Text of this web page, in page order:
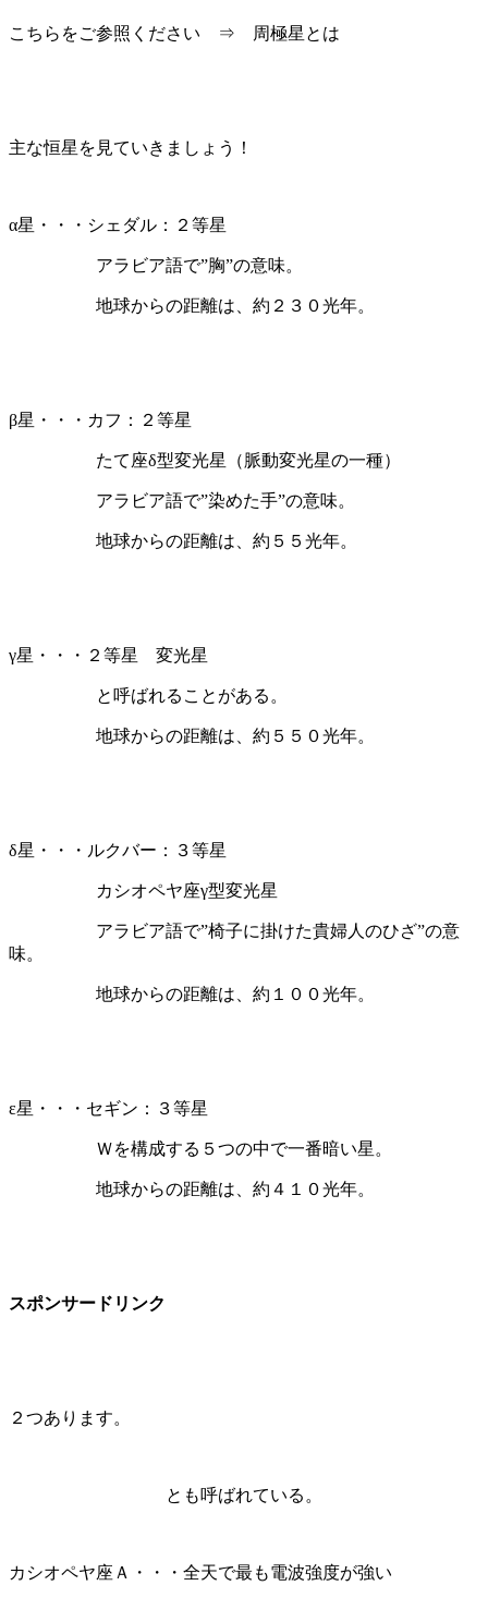
こちらをご参照ください ⇒ 周極星とは
主な恒星を見ていきましょう！
α星・・・シェダル：２等星
アラビア語で”胸”の意味。
地球からの距離は、約２３０光年。
β星・・・カフ：２等星
たて座δ型変光星（脈動変光星の一種）
アラビア語で”染めた手”の意味。
地球からの距離は、約５５光年。
γ星・・・２等星 変光星
と呼ばれることがある。
地球からの距離は、約５５０光年。
δ星・・・ルクバー：３等星
カシオペヤ座γ型変光星
アラビア語で”椅子に掛けた貴婦人のひざ”の意
味。
地球からの距離は、約１００光年。
ε星・・・セギン：３等星
Ｗを構成する５つの中で一番暗い星。
地球からの距離は、約４１０光年。
スポンサードリンク
２つあります。
とも呼ばれている。
カシオペヤ座Ａ・・・全天で最も電波強度が強い